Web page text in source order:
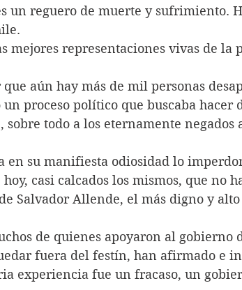
un reguero de muerte y sufrimiento.
mejores representaciones vivas de la
aún hay más de mil personas
proceso político que buscaba hacer
sobre todo a los eternamente
en su manifiesta odiosidad lo
casi calcados los mismos, que no
Salvador Allende, el más digno y alto
de quienes apoyaron al gobierno
fuera del festín, han afirmado e
experiencia fue un fracaso, un